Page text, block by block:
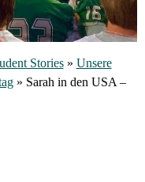
Stories» Unsere
» Sarah in den USA –